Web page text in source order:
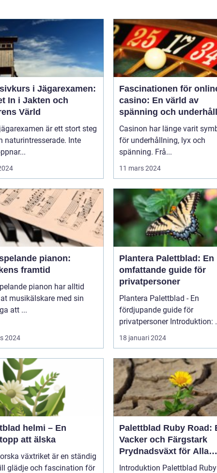
i Jägarexamen:
In i Jakten och
Värld
är ett stort steg
naturintresserade. Inte
Fascinationen för
casino: En värld av
spänning och
Casinon har länge varit
för underhållning, lyx och
spänning. Frå...
11 mars 2024
pianon:
framtid
pianon har alltid
musikälskare med sin
att ...
2024
Plantera Palettblad: En
omfattande guide för
privatpersoner
Plantera Palettblad - En
fördjupande guide för
18 januari 2024
helmi – En
att älska
växtriket är en ständig
glädje och fascination för
Palettblad Ruby Road:
Vacker och Färgstark
Prydnadsväxt för Alla
Trädgårdar
Introduktion Palettblad Ruby Road